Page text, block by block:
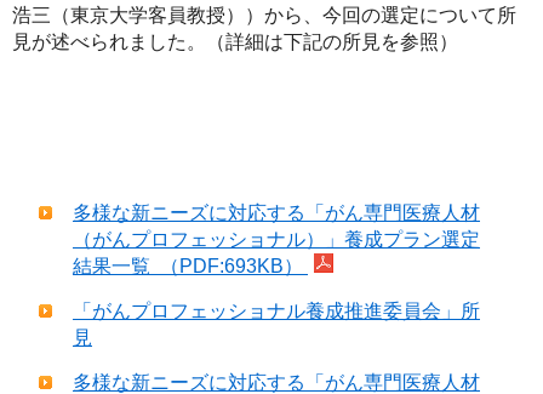
浩三（東京大学客員教授））から、今回の選定について所
見が述べられました。（詳細は下記の所見を参照）
多様な新ニーズに対応する「がん専門医療人材
（がんプロフェッショナル）」養成プラン選定
結果一覧 （PDF:693KB）
「がんプロフェッショナル養成推進委員会」所
見
多様な新ニーズに対応する「がん専門医療人材